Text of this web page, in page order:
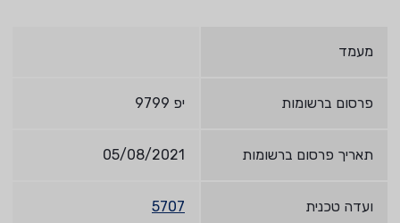
מעמד
פרסום ברשומות יפ 9799
תאריך פרסום ברשומות 05/08/2021
ועדה טכנית 5707